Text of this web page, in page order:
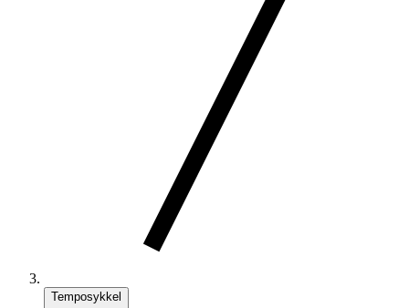
Temposykkel